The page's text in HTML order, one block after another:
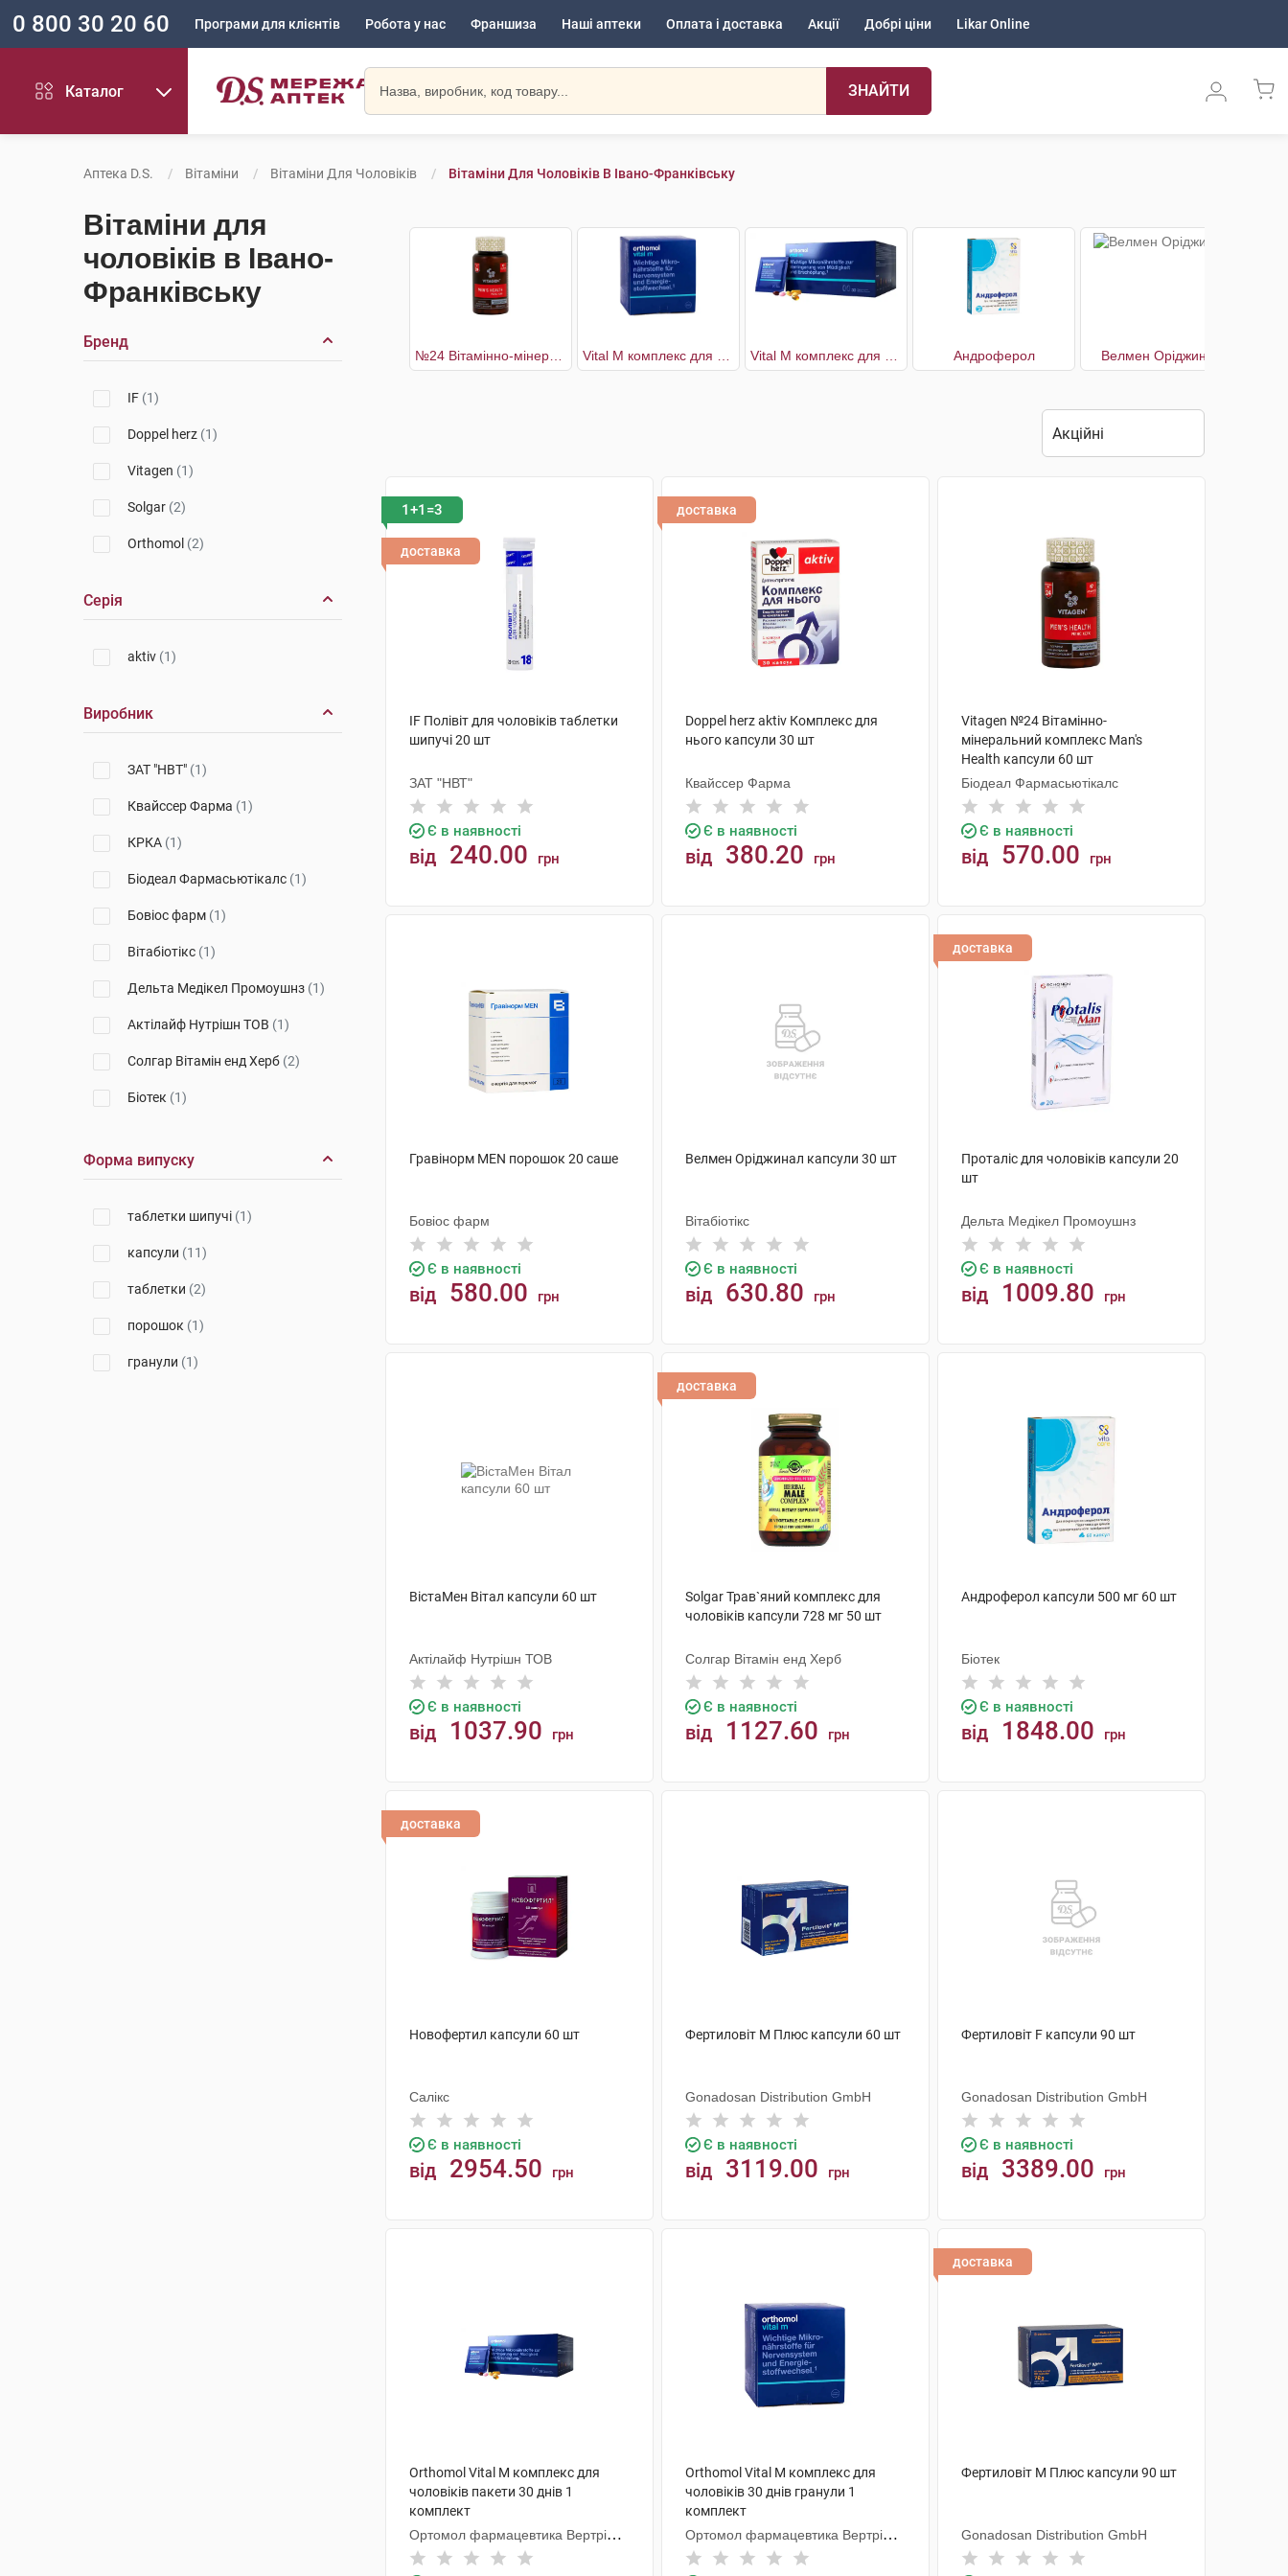
0 800 30 20 60 Програми для клієнтів Робота у нас Франшиза Наші аптеки Оплата і доставка Акції Добрі ціни Likar Online
Каталог ЗНАЙТИ
Аптека D.S. Вітаміни Вітаміни Для Чоловіків Вітаміни Для Чоловіків В Івано-Франківську
Вітаміни для
чоловіків в Івано-
Франківську
Бренд
IF (1)
Doppel herz (1)
Vitagen (1)
Solgar (2)
Orthomol (2)
Серія
aktiv (1)
Виробник
ЗАТ "НВТ" (1)
Квайссер Фарма (1)
КРКА (1)
Біодеал Фармасьютікалс (1)
Бовіос фарм (1)
Вітабіотікс (1)
Дельта Медікел Промоушнз (1)
Актілайф Нутрішн ТОВ (1)
Солгар Вітамін енд Херб (2)
Біотек (1)
Gonadosan Distribution GmbH
Ортомол фармацевтика
Форма випуску
таблетки шипучі (1)
капсули (11)
таблетки (2)
порошок (1)
гранули (1)
Андроферол Велмен Оріджинал
1+1=3
доставка
IF Полівіт для чоловіків таблетки
шипучі 20 шт
ЗАТ "НВТ"
Є в наявності
від 240.00 грн
доставка
Doppel herz aktiv Комплекс для
нього капсули 30 шт
Квайссер Фарма
Є в наявності
від 380.20 грн
Vitagen №24 Вітамінно-
мінеральний комплекс Man's
Health капсули 60 шт
Біодеал Фармасьютікалс
Є в наявності
від 570.00 грн
Гравінорм MEN порошок 20 саше
Бовіос фарм
Є в наявності
від 580.00 грн
Велмен Оріджинал капсули 30 шт
Вітабіотікс
Є в наявності
від 630.80 грн
доставка
Проталіс для чоловіків капсули 20
шт
Дельта Медікел Промоушнз
Є в наявності
від 1009.80 грн
ВістаМен Вітал капсули 60 шт
Актілайф Нутрішн ТОВ
Є в наявності
від 1037.90 грн
доставка
Solgar Трав`яний комплекс для
чоловіків капсули 728 мг 50 шт
Солгар Вітамін енд Херб
Є в наявності
від 1127.60 грн
Андроферол капсули 500 мг 60 шт
Біотек
Є в наявності
від 1848.00 грн
доставка
Новофертил капсули 60 шт
Салікс
Є в наявності
від 2954.50 грн
Фертиловіт М Плюс капсули 60 шт
Gonadosan Distribution GmbH
Є в наявності
від 3119.00 грн
Фертиловіт F капсули 90 шт
Gonadosan Distribution GmbH
Є в наявності
від 3389.00 грн
Orthomol Vital M комплекс для
чоловіків пакети 30 днів 1
комплект
Ортомол фармацевтика Вертрібс
ГмбХ
Orthomol Vital M комплекс для
чоловіків 30 днів гранули 1
комплект
Ортомол фармацевтика Вертрібс
ГмбХ
доставка
Фертиловіт М Плюс капсули 90 шт
Gonadosan Distribution GmbH